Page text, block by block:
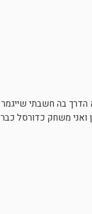
הדרך בה חשבתי
ואני משחק כדורסל כבר